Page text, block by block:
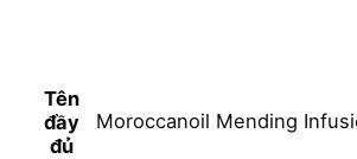
Tên
đầy
đủ
Moroccanoil Mending